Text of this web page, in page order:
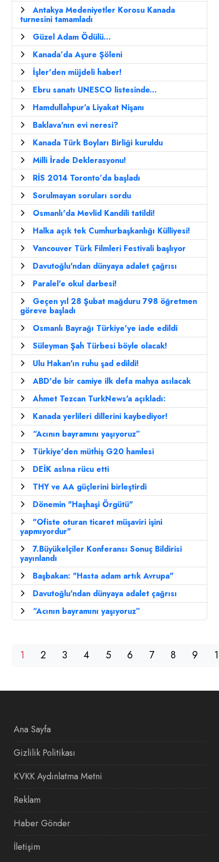
Antakya Medeniyetler Korosu Kanada
turnesini tamamladı
Güzel Adam Ödülü...
Kanada’da Aşure Şöleni
İşler'den müjdeli haber!
Ebru sanatı UNESCO listesinde...
Hamdullahpur’a Liyakat Nişanı
Baklava'nın evi neresi?
Kanada Türk Boyları Birliği kuruldu
Milli İrade Deklerasyonu!
RİS 2014 Toronto’da başladı
Sorulmayan soruları sordu
Osmanlı'da Mevlid Kandili tatildi!
Halka açık tek Cumhurbaşkanlığı Külliyesi!
Vancouver Türk Filmleri Festivali başlıyor
Davutoğlu'ndan dünyaya adalet çağrısı
Paralel'e okul darbesi!
Geçen yıl 28 Şubat mağduru 798 öğretmen
göreve başladı
Osmanlı Bayrağı Türkiye'ye iade edildi
Süleyman Şah Türbesi böyle olacak!
Ulu Hakan'ın ruhu şad edildi!
ABD'de bir camiye ilk defa mahya asılacak
Ahmet Tezcan TurkNews'a açıkladı:
Kanada yerlileri dillerini kaybediyor!
“Acının bayramını yaşıyoruz”
Türkiye'den müthiş G20 hamlesi
DEİK aslına rücu etti
THY ve AA güçlerini birleştirdi
Dönemin "Haşhaşi Örgütü"
"Ofiste oturan ticaret müşaviri işini
yapmıyordur"
7.Büyükelçiler Konferansı Sonuç Bildirisi
yayınlandı
Başbakan: "Hasta adam artık Avrupa"
Davutoğlu'ndan dünyaya adalet çağrısı
“Acının bayramını yaşıyoruz”
1 2 3 4 5 6 7 8 9
Ana Sayfa
Gizlilik Politikası
KVKK Aydınlatma Metni
Reklam
Haber Gönder
İletişim